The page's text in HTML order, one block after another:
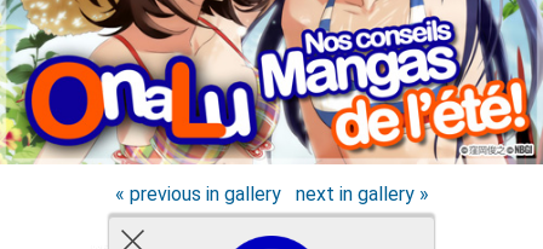
« previous in gallery next in gallery »